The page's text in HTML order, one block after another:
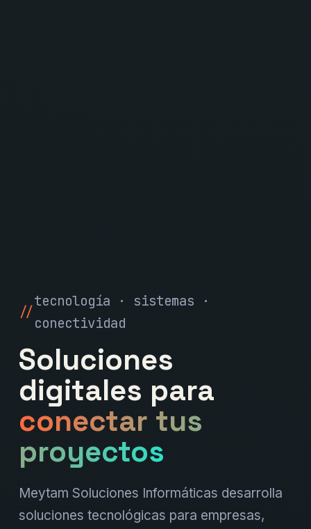
tecnología · sistemas ·
conectividad
Soluciones
digitales para
conectar tus
proyectos
Meytam Soluciones Informáticas desarrolla
soluciones tecnológicas para empresas,